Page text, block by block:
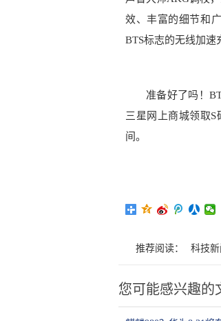
效、丰富的细节和
BTS标志的无线加速
准备好了吗！
三星网上商城领取S
间。
推荐阅读： 科技新
您可能感兴趣的